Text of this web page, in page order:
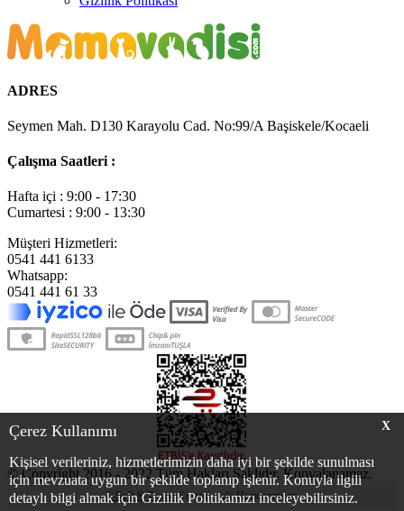
X
Çerez Kullanımı
Kişisel verileriniz, hizmetlerimizin daha iyi bir şekilde sunulması
için mevzuata uygun bir şekilde toplanıp işlenir. Konuyla ilgili
detaylı bilgi almak için Gizlilik Politikamızı inceleyebilirsiniz.
ADRES
Seymen Mah. D130 Karayolu Cad. No:99/A Başiskele/Kocaeli
Çalışma Saatleri :
Hafta içi : 9:00 - 17:30
Cumartesi : 9:00 - 13:30
Müşteri Hizmetleri:
0541 441 6133
Whatsapp:
0541 441 61 33
© Copyright 2016 - 2022 Tüm Hakları Saklıdır, Kopyalanamaz.
T-Soft E-TicaretSistemleriyle Hazırlanmıştır.